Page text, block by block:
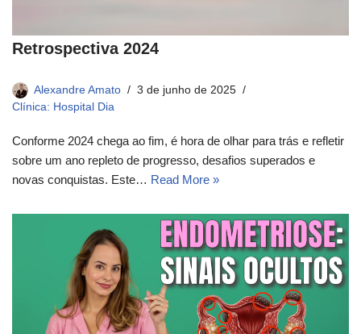
Retrospectiva 2024
Alexandre Amato
3 de junho de 2025
Clínica: Hospital Dia
Conforme 2024 chega ao fim, é hora de olhar para trás e refletir
sobre um ano repleto de progresso, desafios superados e
novas conquistas. Este… Read More »